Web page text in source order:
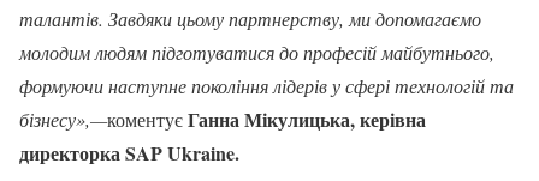
талантів. Завдяки цьому партнерству, ми допомагаємо
молодим людям підготуватися до професій майбутнього,
формуючи наступне покоління лідерів у сфері технологій та
бізнесу»,—коментуєГанна Мікулицька, керівна
директоркаSAPUkraine.